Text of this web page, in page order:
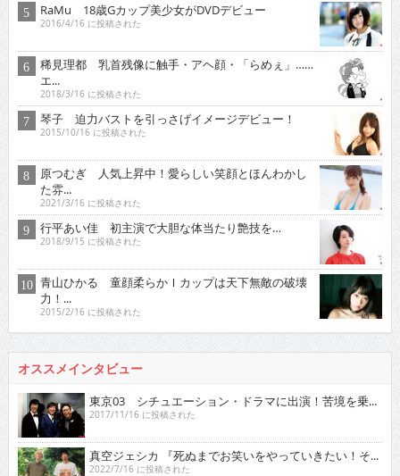
RaMu 18歳Gカップ美少女がDVDデビュー
2016/4/16 に投稿された
稀見理都 乳首残像に触手・アヘ顔・「らめぇ」……
エ...
2018/3/16 に投稿された
琴子 迫力バストを引っさげイメージデビュー！
2015/10/16 に投稿された
原つむぎ 人気上昇中！愛らしい笑顔とほんわかし
た雰...
2021/3/16 に投稿された
行平あい佳 初主演で大胆な体当たり艶技を…
2018/9/15 に投稿された
青山ひかる 童顔柔らかＩカップは天下無敵の破壊
力！...
2015/2/16 に投稿された
オススメインタビュー
東京03 シチュエーション・ドラマに出演！苦境を乗...
2017/11/16 に投稿された
真空ジェシカ 『死ぬまでお笑いをやっていきたい！そ...
2022/7/16 に投稿された